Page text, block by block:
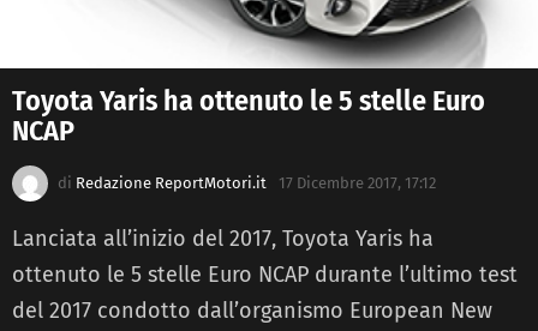
Toyota Yaris ha ottenuto le 5 stelle Euro
NCAP
di Redazione ReportMotori.it 17 Dicembre 2017, 17:12
Lanciata all’inizio del 2017, Toyota Yaris ha
ottenuto le 5 stelle Euro NCAP durante l’ultimo test
del 2017 condotto dall’organismo European New